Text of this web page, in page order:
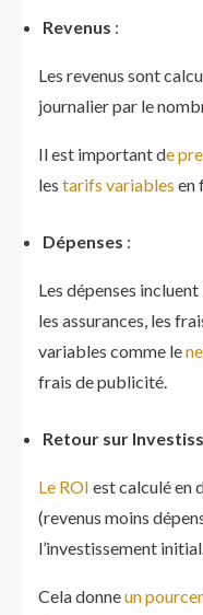
Revenus :
Les revenus sont
journalier par le
Il est important de
les tarifs variables en
Dépenses :
Les dépenses
les assurances, les
variables comme le
frais de publicité.
Retour sur
Le ROI est calculé en
(revenus moins
l’investissement
Cela donneun